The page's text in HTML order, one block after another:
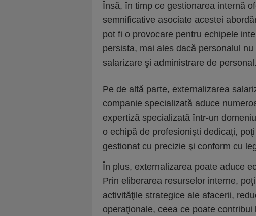
Însă, în timp ce gestionarea internă
semnificative asociate acestei
pot fi o provocare pentru echipele
persista, mai ales dacă personalul
salarizare şi administrare de personal.
Pe de altă parte, externalizarea
companie specializată aduce
expertiză specializată într-un
o echipă de profesionişti dedicaţi,
gestionat cu precizie şi conform cu
În plus, externalizarea poate aduce
Prin eliberarea resurselor interne,
activităţile strategice ale afacerii,
operaţionale, ceea ce poate